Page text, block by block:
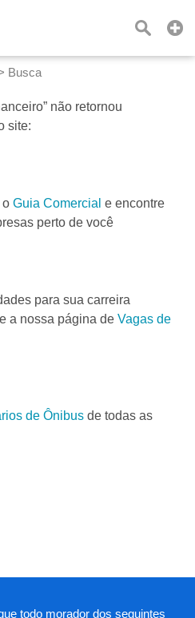
Busca
não retornou
site:
o Guia Comercial e encontre
perto de você
para sua carreira
a nossa página de Vagas de
de Ônibus de todas as
todo morador dos seguintes